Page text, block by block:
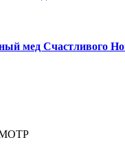
мед Счастливого